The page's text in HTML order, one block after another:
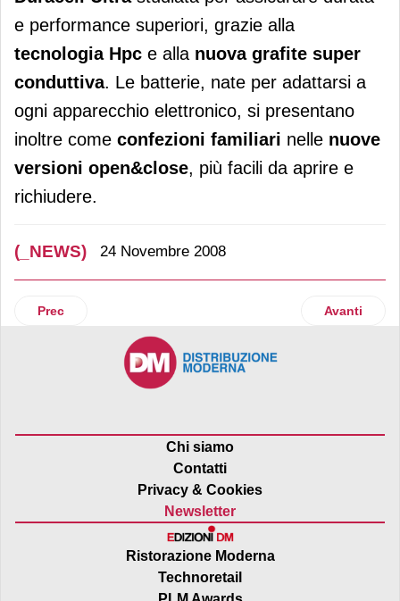
e performance superiori, grazie alla
tecnologia Hpc e alla nuova grafite super
conduttiva. Le batterie, nate per adattarsi a
ogni apparecchio elettronico, si presentano
inoltre come confezioni familiari nelle nuove
versioni open&close, più facili da aprire e
richiudere.
(_NEWS) 24 Novembre 2008
Articolo precedente: Thun
Prec Articolo
Avanti
Chi siamo
Contatti
Privacy & Cookies
Newsletter
Ristorazione Moderna
Technoretail